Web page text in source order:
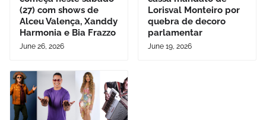
(27) com shows de
Alceu Valença, Xanddy
Harmonia e Bia Frazzo
June 26, 2026
Lorisval Monteiro por
quebra de decoro
parlamentar
June 19, 2026